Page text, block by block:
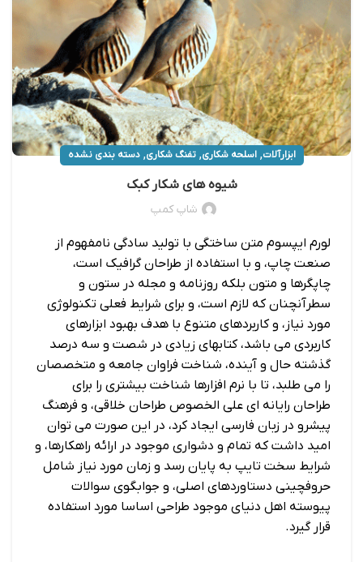
ابزارآلات,اسلحه شکاری,تفنگ شکاری,دسته بندی نشده
شیوه های شکار کبک
شاپ کمپ
لورم ایپسوم متن ساختگی با تولید سادگی نامفهوم از
صنعت چاپ، و با استفاده از طراحان گرافیک است،
چاپگرها و متون بلکه روزنامه و مجله در ستون و
سطرآنچنان که لازم است، و برای شرایط فعلی تکنولوژی
مورد نیاز، و کاربردهای متنوع با هدف بهبود ابزارهای
کاربردی می باشد، کتابهای زیادی در شصت و سه درصد
گذشته حال و آینده، شناخت فراوان جامعه و متخصصان
را می طلبد، تا با نرم افزارها شناخت بیشتری را برای
طراحان رایانه ای علی الخصوص طراحان خلاقی، و فرهنگ
پیشرو در زبان فارسی ایجاد کرد، در این صورت می توان
امید داشت که تمام و دشواری موجود در ارائه راهکارها، و
شرایط سخت تایپ به پایان رسد و زمان مورد نیاز شامل
حروفچینی دستاوردهای اصلی، و جوابگوی سوالات
پیوسته اهل دنیای موجود طراحی اساسا مورد استفاده
قرار گیرد.